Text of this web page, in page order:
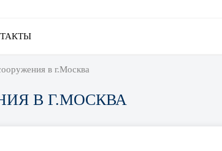
в г.Москва
В Г.МОСКВА